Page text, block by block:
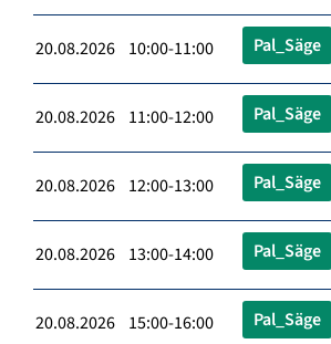
20.08.2026 10:00-11:00 Pal_Säge
20.08.2026 11:00-12:00 Pal_Säge
20.08.2026 12:00-13:00 Pal_Säge
20.08.2026 13:00-14:00 Pal_Säge
20.08.2026 15:00-16:00 Pal_Säge